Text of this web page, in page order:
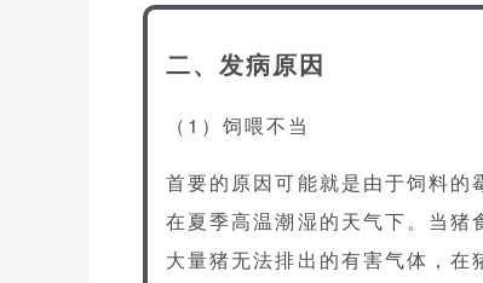
二、发病原因
（1）饲喂不当
首要的原因可能就是由于饲料
在夏季高温潮湿的天气下。当
大量猪无法排出的有害气体，